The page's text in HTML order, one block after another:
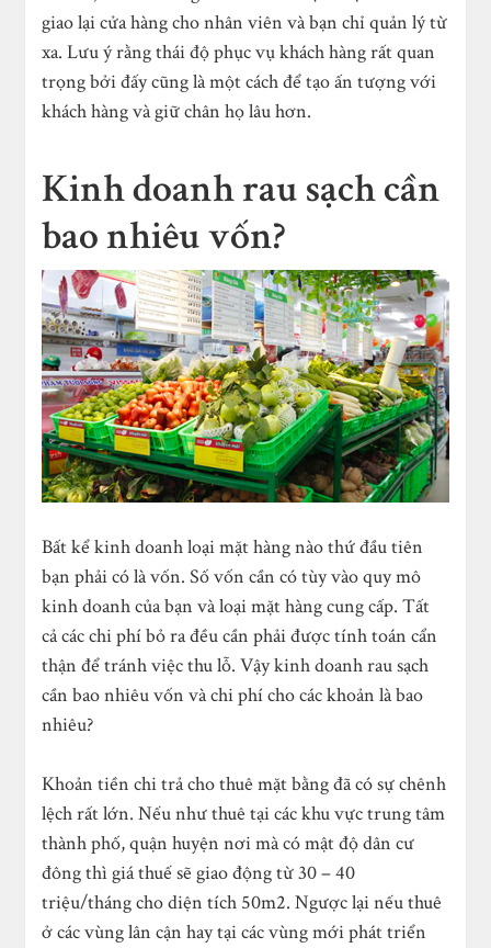
giao lại cửa hàng cho nhân viên và bạn chỉ quản lý từ
xa. Lưu ý rằng thái độ phục vụ khách hàng rất quan
trọng bởi đấy cũng là một cách để tạo ấn tượng với
khách hàng và giữ chân họ lâu hơn.
Kinh doanh rau sạch cần
bao nhiêu vốn?
Bất kể kinh doanh loại mặt hàng nào thứ đầu tiên
bạn phải có là vốn. Số vốn cần có tùy vào quy mô
kinh doanh của bạn và loại mặt hàng cung cấp. Tất
cả các chi phí bỏ ra đều cần phải được tính toán cẩn
thận để tránh việc thu lỗ. Vậy kinh doanh rau sạch
cần bao nhiêu vốn và chi phí cho các khoản là bao
nhiêu?
Khoản tiền chi trả cho thuê mặt bằng đã có sự chênh
lệch rất lớn. Nếu như thuê tại các khu vực trung tâm
thành phố, quận huyện nơi mà có mật độ dân cư
đông thì giá thuế sẽ giao động từ 30 – 40
triệu/tháng cho diện tích 50m2. Ngược lại nếu thuê
ở các vùng lân cận hay tại các vùng mới phát triển